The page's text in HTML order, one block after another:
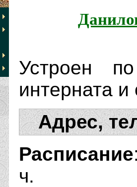
Устроен
интерната
Адрес,
Расписание
ч.